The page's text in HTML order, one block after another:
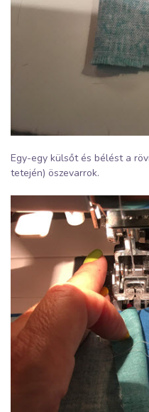
Egy-egy külsőt és bélést a
tetején) öszevarrok.